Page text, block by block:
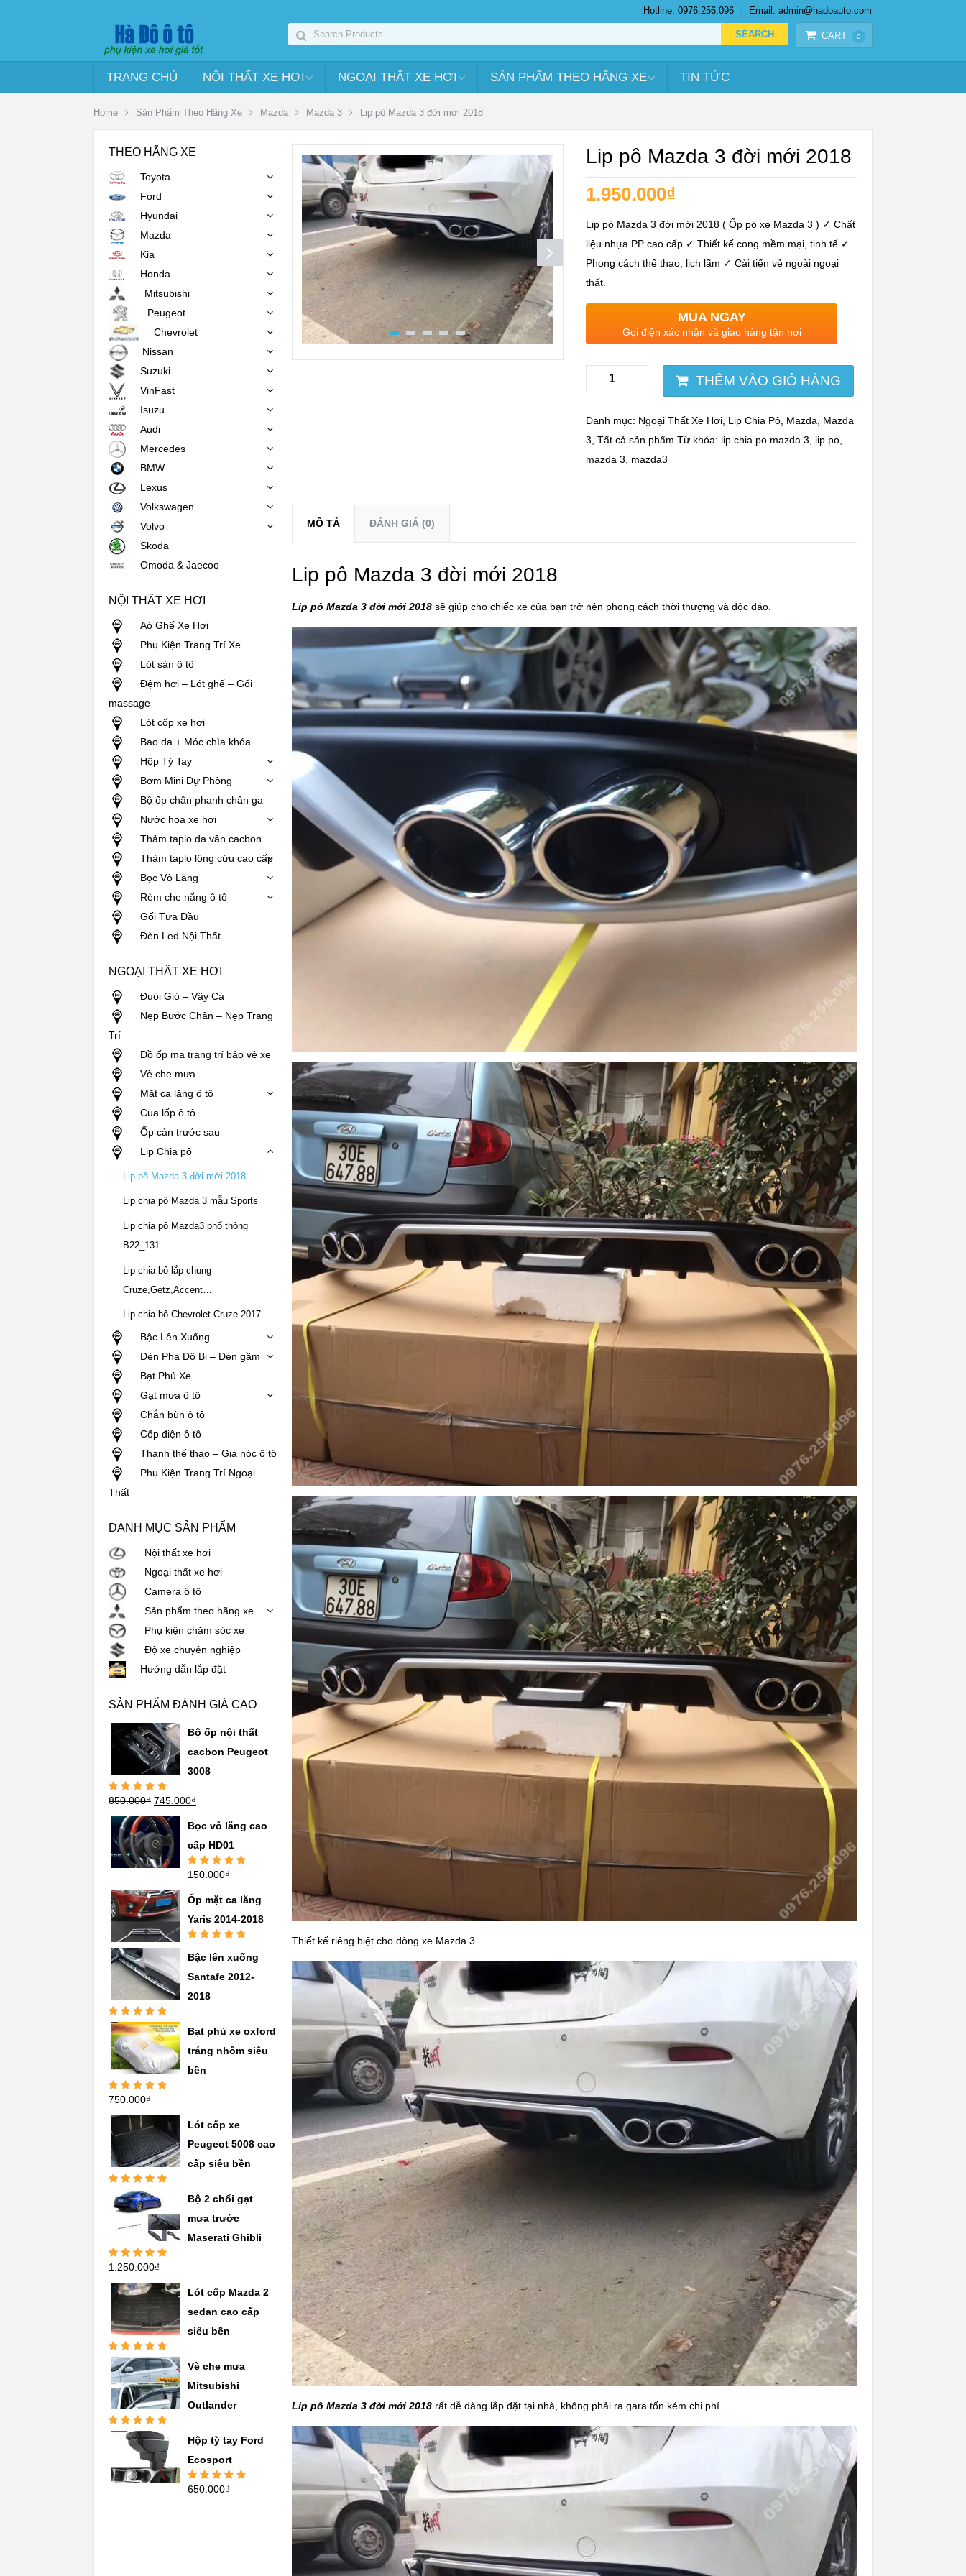
Hotline: 0976.256.096 Email: admin@hadoauto.com
CART 0
TRANG CHỦ NỘI THẤT XE HƠI NGOẠI THẤT XE HƠI SẢN PHẨM THEO HÃNG XE TIN TỨC
Home Sản Phẩm Theo Hãng Xe Mazda Mazda 3 Lip pô Mazda 3 đời mới 2018
Lip pô Mazda 3 đời mới 2018
1.950.000₫
Lip pô Mazda 3 đời mới 2018 ( Ốp pô xe Mazda 3 ) ✓ Chất
liệu nhựa PP cao cấp ✓ Thiết kế cong mềm mại, tinh tế ✓
Phong cách thể thao, lịch lãm ✓ Cải tiến vẻ ngoài ngoại
thất.
MUA NGAY
Gọi điện xác nhận và giao hàng tận nơi
THÊM VÀO GIỎ HÀNG
Danh mục: Ngoại Thất Xe Hơi Lip Chia Pô Mazda
Mazda
3 ,Tất cả sản phẩm Từ khóa: lip chia po mazda 3 lip po
mazda 3
mazda3
MÔ TẢ ĐÁNH GIÁ (0)
Lip pô Mazda 3 đời mới 2018
Lip pô Mazda 3 đời mới 2018sẽ giúp cho chiếc xe của bạn trở nên phong cách thời thượng và độc đáo.
Thiết kế riêng biệt cho dòng xe Mazda 3
Lip pô Mazda 3 đời mới 2018 rất dễ dàng lắp đặt tại nhà, không phải ra gara tốn kém chi phí .
THEO HÃNG XE
Toyota
Ford
Hyundai
Mazda
Kia
Honda
Mitsubishi
Peugeot
Chevrolet
Nissan
Suzuki
VinFast
Isuzu
Audi
Mercedes
BMW
Lexus
Volkswagen
Volvo
Skoda
Omoda & Jaecoo
NỘI THẤT XE HƠI
Aó Ghế Xe Hơi
Phụ Kiện Trang Trí Xe
Lót sàn ô tô
Đệm hơi – Lót ghế – Gối
massage
Lót cốp xe hơi
Bao da + Móc chìa khóa
Hộp Tỳ Tay
Bơm Mini Dự Phòng
Bộ ốp chân phanh chân ga
Nước hoa xe hơi
Thảm taplo da vân cacbon
Thảm taplo lông cừu cao cấp
Bọc Vô Lăng
Rèm che nắng ô tô
Gối Tựa Đầu
Đèn Led Nội Thất
NGOẠI THẤT XE HƠI
Đuôi Gió – Vây Cá
Nẹp Bước Chân – Nẹp Trang
Trí
Đồ ốp mạ trang trí bảo vệ xe
Vè che mưa
Mặt ca lăng ô tô
Cua lốp ô tô
Ốp cản trước sau
Lip Chia pô
Lip pô Mazda 3 đời mới 2018
Lip chia pô Mazda 3 mẫu Sports
Lip chia pô Mazda3 phổ thông
B22_131
Lip chia bô lắp chung
Cruze,Getz,Accent…
Lip chia bô Chevrolet Cruze 2017
Bậc Lên Xuống
Đèn Pha Độ Bi – Đèn gầm
Bạt Phủ Xe
Gạt mưa ô tô
Chắn bùn ô tô
Cốp điện ô tô
Thanh thể thao – Giá nóc ô tô
Phụ Kiện Trang Trí Ngoại
Thất
DANH MỤC SẢN PHẨM
Nội thất xe hơi
Ngoại thất xe hơi
Camera ô tô
Sản phẩm theo hãng xe
Phụ kiện chăm sóc xe
Độ xe chuyên nghiệp
Hướng dẫn lắp đặt
SẢN PHẨM ĐÁNH GIÁ CAO
Bộ ốp nội thất
cacbon Peugeot
3008
Được xếp
sao
850.000₫ 745.000₫
Bọc vô lăng cao
cấp HD01
Được xếp
sao
150.000₫
Ốp mặt ca lăng
Yaris 2014-2018
hạng5.005
Bậc lên xuống
Santafe 2012-
2018
Được xếp
hạng5.005
sao
Bạt phủ xe oxford
tráng nhôm siêu
bền
Được xếp
sao
750.000₫
Lót cốp xe
Peugeot 5008 cao
cấp siêu bền
Được xếp
hạng5.005
sao
Bộ 2 chổi gạt
mưa trước
Maserati Ghibli
Được xếp
sao
1.250.000₫
Lót cốp Mazda 2
sedan cao cấp
siêu bền
Được xếp
hạng5.005
sao
Vè che mưa
Mitsubishi
Outlander
Được xếp
hạng5.00
Hộp tỳ tay Ford
Ecosport
Được xếp
650.000₫